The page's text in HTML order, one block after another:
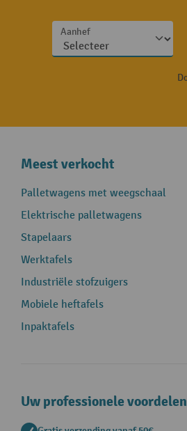
Aanhef
Meest verkocht
Palletwagens met weegschaal
Elektrische palletwagens
Stapelaars
Werktafels
Industriële stofzuigers
Mobiele heftafels
Inpaktafels
Uw professionele voordelen